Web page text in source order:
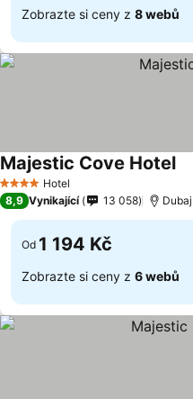
Zobrazte si ceny z 8 webů
4 Počet hvězdiček
Hotel
Majestic Cove Hotel
8,9 Vynikající 13 058 Dubaj
Od 1 194 Kč
Zobrazte si ceny z 6 webů